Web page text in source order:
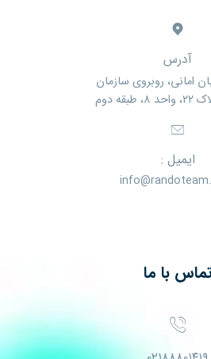
آدرس
امانی، روبروی سازمان
دوم
ایمیل :
با ما